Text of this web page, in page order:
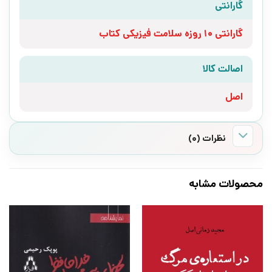
گارانتی
گارانتی 10 روزه سلامت فیزیکی کتاب
اصالت کالا
اصل
نظرات (0)
محصولات مشابه